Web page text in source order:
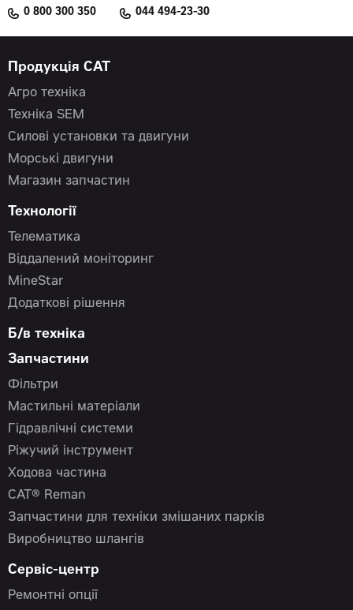
0 800 300 350 044 494-23-30
Продукція CAT
Агро техніка
Техніка SEM
Силові установки та двигуни
Морські двигуни
Магазин запчастин
Технології
Телематика
Віддалений моніторинг
MineStar
Додаткові рішення
Б/в техніка
Запчастини
Фільтри
Мастильні матеріали
Гідравлічні системи
Ріжучий інструмент
Ходова частина
CAT® Reman
Запчастини для техніки змішаних парків
Виробництво шлангів
Сервіс-центр
Ремонтні опції